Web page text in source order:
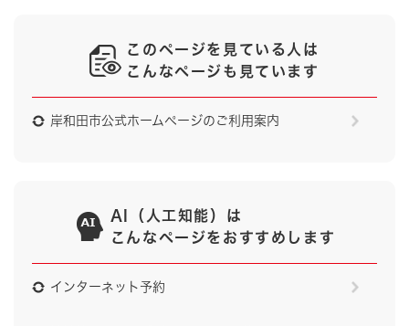
このページを見ている人は
こんなページも見ています
岸和田市公式ホームページのご利用案内
AI（人工知能）は
こんなページをおすすめします
インターネット予約